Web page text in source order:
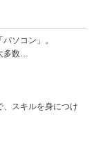
ソコン」。
多数…
、スキルを身につけ